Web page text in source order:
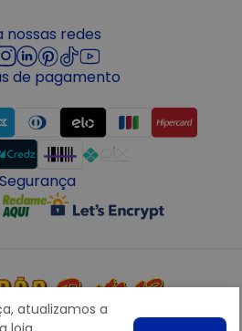
atualizamos a
nossas redes
de pagamento
Segurança
POSTO 13 - Todos os direitos